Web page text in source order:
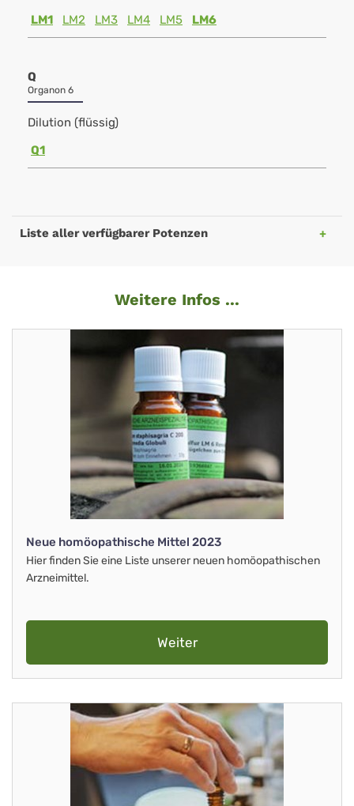
LM1
LM2 LM3 LM4 LM5 LM6
Q
Organon 6
Dilution (flüssig)
Q1
Liste aller verfügbarer Potenzen
Weitere Infos ...
Neue homöopathische Mittel 2023
Hier finden Sie eine Liste unserer neuen homöopathischen
Arzneimittel.
Weiter